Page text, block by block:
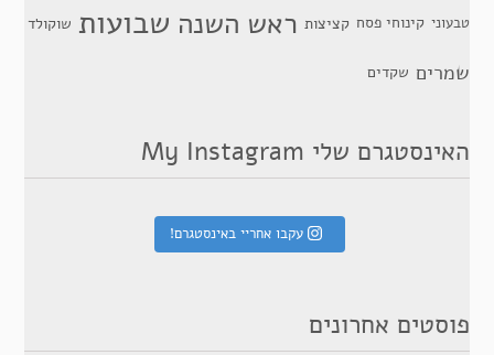
טבעוני קינוחי פסח קציצות ראש השנה שבועות שוקולד
שמרים שקדים
האינסטגרם שלי My Instagram
עקבו אחריי באינסטגרם!
פוסטים אחרונים